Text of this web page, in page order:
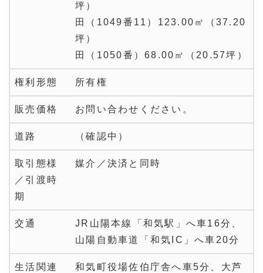
坪）
田（1049番11）123.00㎡（37.20
坪）
田（1050番）68.00㎡（20.57坪）
権利形態 所有権
販売価格 お問い合わせください。
道路 （確認中）
取引態様
／引渡時
期
媒介／決済と同時
交通
JR山陽本線「和気駅」へ車16分、
山陽自動車道「和気IC」へ車20分
生活関連
和気町役場佐伯庁舎へ車5分、大芦